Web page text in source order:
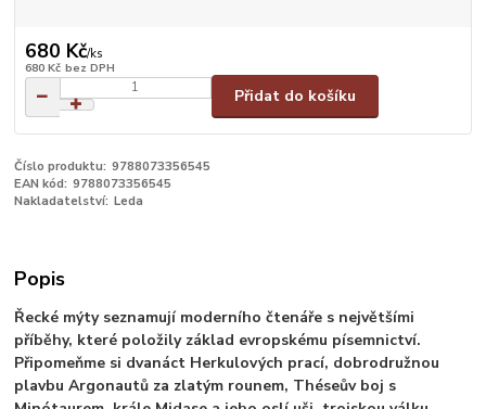
680 Kč/ks
680 Kč bez DPH
Přidat do košíku
Číslo produktu: 9788073356545
EAN kód: 9788073356545
Nakladatelství: Leda
Popis
Řecké mýty seznamují moderního čtenáře s největšími
příběhy, které položily základ evropskému písemnictví.
Připomeňme si dvanáct Herkulových prací, dobrodružnou
plavbu Argonautů za zlatým rounem, Théseův boj s